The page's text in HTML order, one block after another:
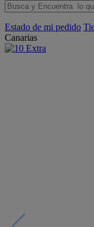
Estado de mi pedido
Canarias